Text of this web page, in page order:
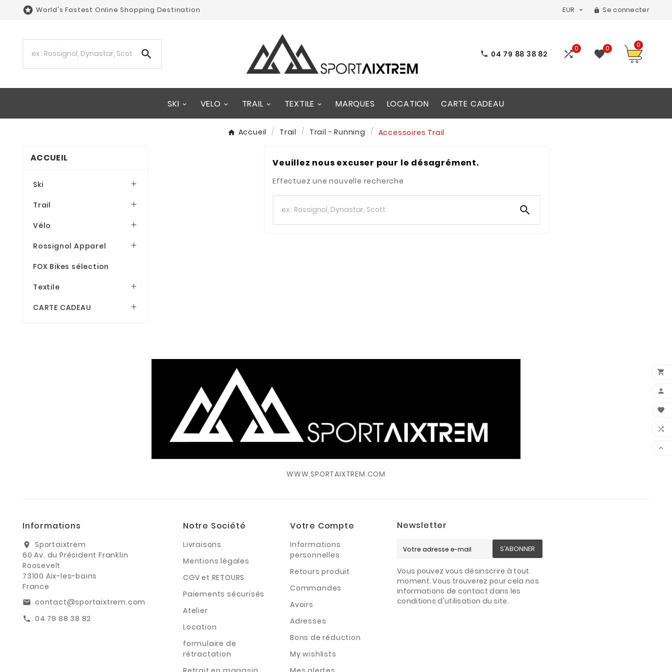
 World's Fastest Online Shopping Destination EUR   Se connecter
  04 79 88 38 82 0 0 0
SKI VELO TRAIL TEXTILE MARQUES LOCATION CARTE CADEAU
Accueil Trail Trail - Running Accessoires Trail
ACCUEIL
Ski 
Trail 
Vélo 
Rossignol Apparel 
FOX Bikes sélection
Textile 
CARTE CADEAU 
Veuillez nous excuser pour le désagrément.
Effectuez une nouvelle recherche

WWW.SPORTAIXTREM.COM
Informations
location_on
Sportaixtrem
60 Av. du Président Franklin
Roosevelt
73100 Aix-les-bains
France
email contact@sportaixtrem.com
call 04 79 88 38 82
Notre Société
Livraisons
Mentions légales
CGV et RETOURS
Paiements sécurisés
Atelier
Location
formulaire de
rétractation
Votre Compte
Informations
personnelles
Retours produit
Commandes
Avoirs
Adresses
Bons de réduction
My wishlists
Newsletter
S’ABONNER
Vous pouvez vous désinscrire à tout
moment. Vous trouverez pour cela nos
informations de contact dans les
conditions d'utilisation du site.




